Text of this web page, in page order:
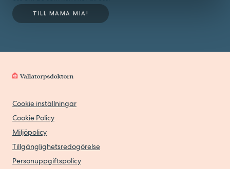
TILL MAMA MIA!
Cookie inställningar
Cookie Policy
Miljöpolicy
Tillgänglighetsredogörelse
Personuppgiftspolicy